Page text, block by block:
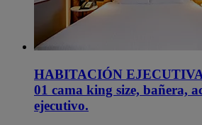
HABITACIÓN
01 cama king size, bañera,
ejecutivo.